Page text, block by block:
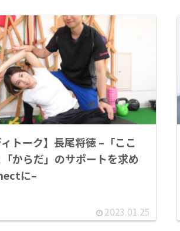
ィトーク】長尾将徳 –「ここ
からだ」のサポートを求め
に–
2023.01.25